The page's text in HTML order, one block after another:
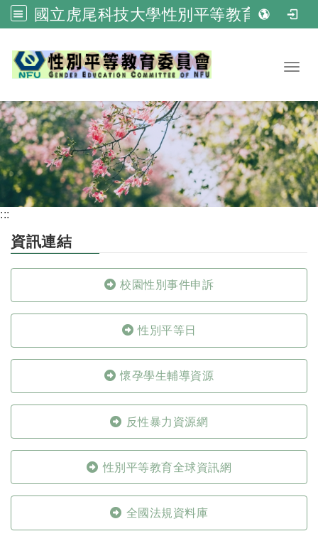
國立虎尾科技大學性別平等教育委員會
:::
資訊連結
校園性別事件申訴
性別平等日
懷孕學生輔導資源
反性暴力資源網
性別平等教育全球資訊網
全國法規資料庫